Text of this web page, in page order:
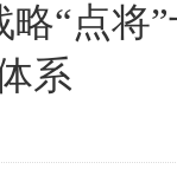
“点将
系